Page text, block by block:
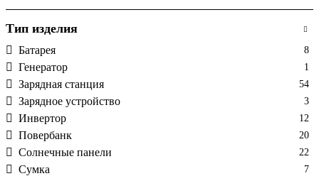
Тип изделия
Батарея 8
Генератор 1
Зарядная станция 54
Зарядное устройство 3
Инвертор 12
Повербанк 20
Солнечные панели 22
Сумка 7